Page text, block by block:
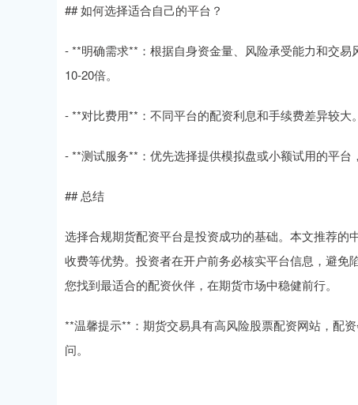
## 如何选择适合自己的平台？
- **明确需求**：根据自身资金量、风险承受能力和交
10-20倍。
- **对比费用**：不同平台的配资利息和手续费差异较大
- **测试服务**：优先选择提供模拟盘或小额试用的平台
## 总结
选择合规期货配资平台是投资成功的基础。本文推荐
收费等优势。投资者在开户前务必核实平台信息，避
您找到最适合的配资伙伴，在期货市场中稳健前行。
**温馨提示**：期货交易具有高风险股票配资网站，配
问。